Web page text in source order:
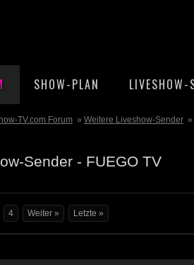
SHOW-PLAN LIVESHOW-
TV.com Forum » Weitere Liveshow-Sender »
Sender - FUEGO TV
4 Weiter » Letzte »